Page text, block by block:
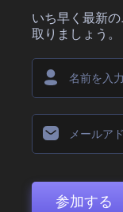
いち早く最新
取りましょう。
参加する